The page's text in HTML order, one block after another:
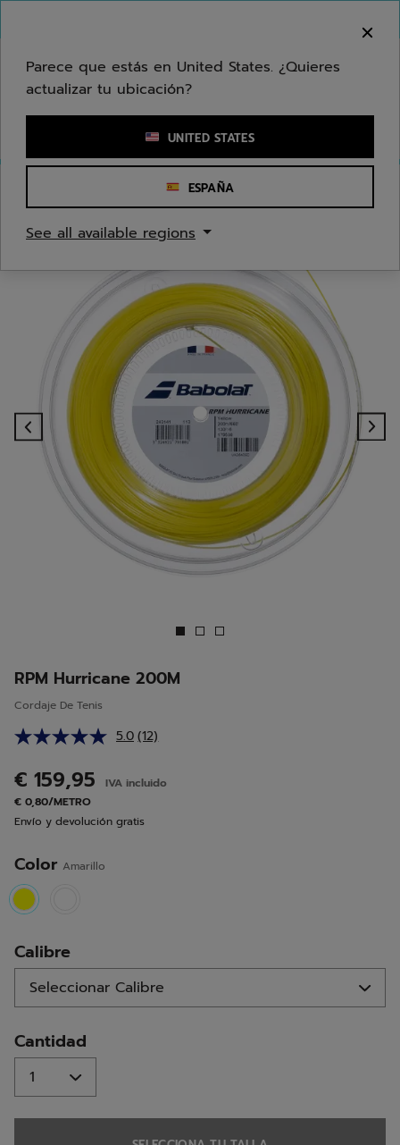
Ingresar una palabra clave o un número de artículo
Previous
RPM Hurricane 200M
Cordaje De Tenis
5.0 Lea
Enlace
la
misma
(12)
€ 159,95
IVA incluido
€ 0,80/METRO
Envío y devolución gratis
Color Amarillo
selected
Calibre
Cantidad
Parece que estás en United States. ¿Quieres
actualizar tu ubicación?
UNITED STATES
ESPAÑA
See all available regions